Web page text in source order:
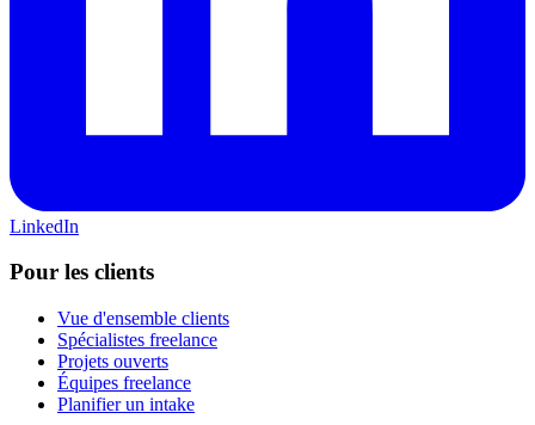
LinkedIn
Pour les clients
Vue d'ensemble clients
Spécialistes freelance
Projets ouverts
Équipes freelance
Planifier un intake